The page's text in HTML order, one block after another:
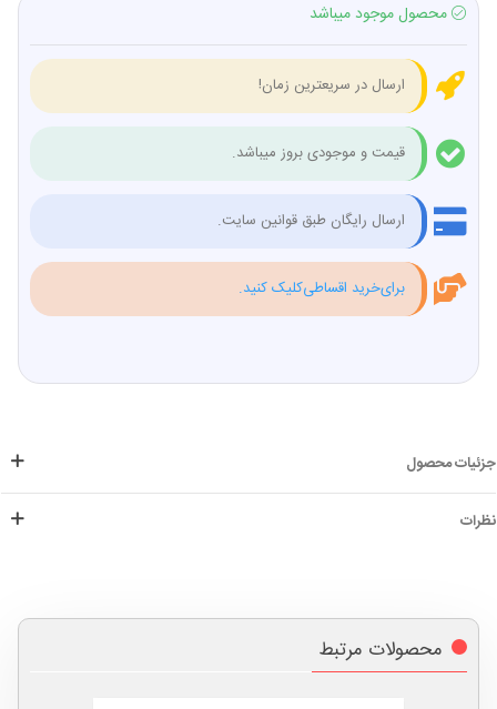
محصول موجود میباشد
ارسال در سریعترین زمان!
قیمت و موجودی بروز میباشد.
ارسال رایگان طبق قوانین سایت.
برای‌خرید اقساطی‌کلیک کنید.
جزئیات محصول
نظرات
محصولات مرتبط